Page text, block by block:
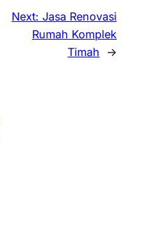
Next: Jasa Renovasi
Rumah Komplek
Timah
→